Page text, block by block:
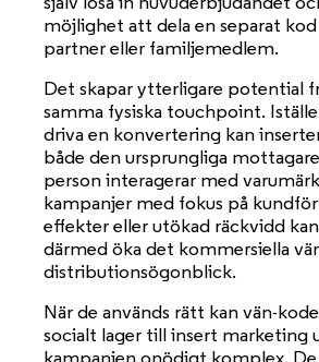
möjlighet att dela en separat
partner eller familjemedlem.
Det skapar ytterligare potential
samma fysiska touchpoint.
driva en konvertering kan
både den ursprungliga
person interagerar med
kampanjer med fokus på
effekter eller utökad räckvidd
därmed öka det kommersiella
distributionsögonblick.
När de används rätt kan vän-
socialt lager till insert marketing